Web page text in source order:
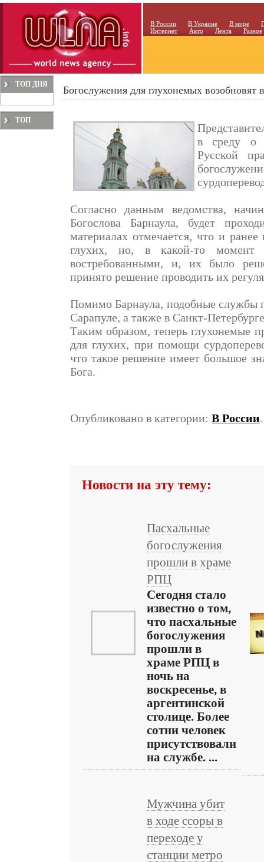
В России В Украине В мире
Интернет
Авто Лента Разное
ТОП ДНЯ
ТОП
Богослужения для глухонемых возобновят
в среду о
Русской
Согласно данным ведомства,
Богослова Барнаула, будет
материалах отмечается, что и
глухих, но, в какой-то момент
востребованными, и, их было
принято решение проводить их
Помимо Барнаула, подобные службы
Сарапуле, а также в Санкт-
Таким образом, теперь глухонемые
для глухих, при помощи
что такое решение имеет большое
Бога.
Опубликовано в категории: В России
Новости на эту тему:
Пасхальные
богослужения
прошли в храме
РПЦ
Сегодня стало
известно о том,
что пасхальные
богослужения
прошли в
храме РПЦ в
ночь на
воскресенье, в
аргентинской
столице. Более
сотни человек
присутствовали
на службе. ...
Мужчина убит
в ходе ссоры в
переходе у
станции метро